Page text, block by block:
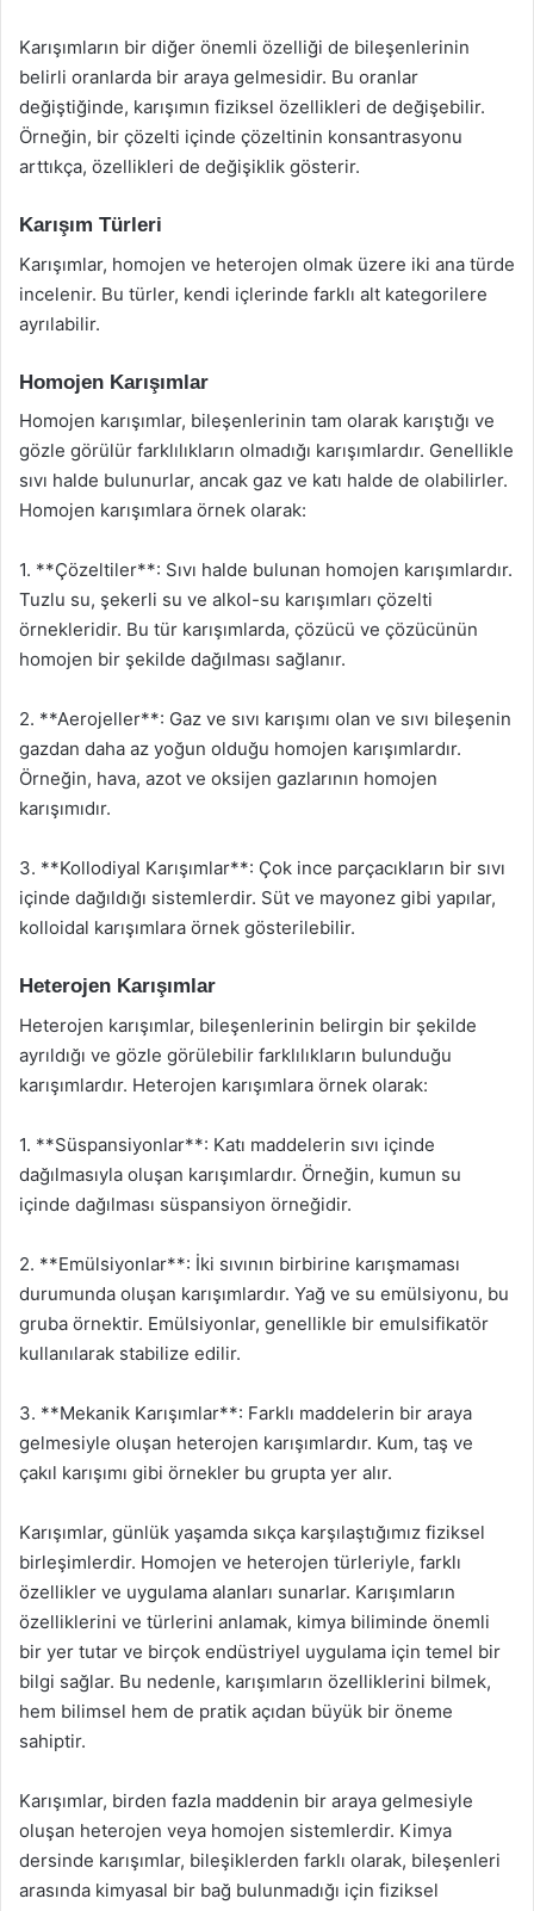
Karışımların bir diğer önemli özelliği de bileşenlerinin
belirli oranlarda bir araya gelmesidir. Bu oranlar
değiştiğinde, karışımın fiziksel özellikleri de değişebilir.
Örneğin, bir çözelti içinde çözeltinin konsantrasyonu
arttıkça, özellikleri de değişiklik gösterir.
Karışım Türleri
Karışımlar, homojen ve heterojen olmak üzere iki ana türde
incelenir. Bu türler, kendi içlerinde farklı alt kategorilere
ayrılabilir.
Homojen Karışımlar
Homojen karışımlar, bileşenlerinin tam olarak karıştığı ve
gözle görülür farklılıkların olmadığı karışımlardır. Genellikle
sıvı halde bulunurlar, ancak gaz ve katı halde de olabilirler.
Homojen karışımlara örnek olarak:
1. **Çözeltiler**: Sıvı halde bulunan homojen karışımlardır.
Tuzlu su, şekerli su ve alkol-su karışımları çözelti
örnekleridir. Bu tür karışımlarda, çözücü ve çözücünün
homojen bir şekilde dağılması sağlanır.
2. **Aerojeller**: Gaz ve sıvı karışımı olan ve sıvı bileşenin
gazdan daha az yoğun olduğu homojen karışımlardır.
Örneğin, hava, azot ve oksijen gazlarının homojen
karışımıdır.
3. **Kollodiyal Karışımlar**: Çok ince parçacıkların bir sıvı
içinde dağıldığı sistemlerdir. Süt ve mayonez gibi yapılar,
kolloidal karışımlara örnek gösterilebilir.
Heterojen Karışımlar
Heterojen karışımlar, bileşenlerinin belirgin bir şekilde
ayrıldığı ve gözle görülebilir farklılıkların bulunduğu
karışımlardır. Heterojen karışımlara örnek olarak:
1. **Süspansiyonlar**: Katı maddelerin sıvı içinde
dağılmasıyla oluşan karışımlardır. Örneğin, kumun su
içinde dağılması süspansiyon örneğidir.
2. **Emülsiyonlar**: İki sıvının birbirine karışmaması
durumunda oluşan karışımlardır. Yağ ve su emülsiyonu, bu
gruba örnektir. Emülsiyonlar, genellikle bir emulsifikatör
kullanılarak stabilize edilir.
3. **Mekanik Karışımlar**: Farklı maddelerin bir araya
gelmesiyle oluşan heterojen karışımlardır. Kum, taş ve
çakıl karışımı gibi örnekler bu grupta yer alır.
Karışımlar, günlük yaşamda sıkça karşılaştığımız fiziksel
birleşimlerdir. Homojen ve heterojen türleriyle, farklı
özellikler ve uygulama alanları sunarlar. Karışımların
özelliklerini ve türlerini anlamak, kimya biliminde önemli
bir yer tutar ve birçok endüstriyel uygulama için temel bir
bilgi sağlar. Bu nedenle, karışımların özelliklerini bilmek,
hem bilimsel hem de pratik açıdan büyük bir öneme
sahiptir.
Karışımlar, birden fazla maddenin bir araya gelmesiyle
oluşan heterojen veya homojen sistemlerdir. Kimya
dersinde karışımlar, bileşiklerden farklı olarak, bileşenleri
arasında kimyasal bir bağ bulunmadığı için fiziksel